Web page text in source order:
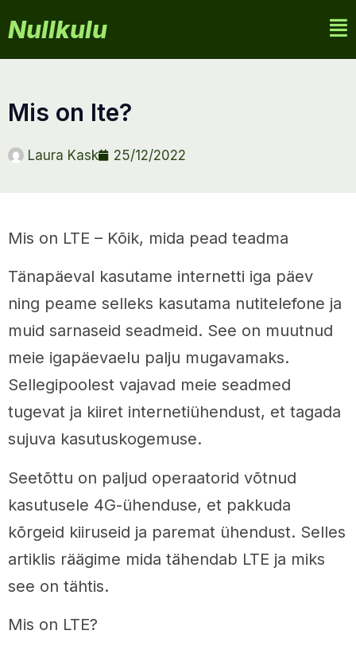
Nullkulu
mis on lte?
Laura Kask 25/12/2022
Mis on LTE – Kõik, mida pead teadma
Tänapäeval kasutame internetti iga päev
ning peame selleks kasutama nutitelefone ja
muid sarnaseid seadmeid. See on muutnud
meie igapäevaelu palju mugavamaks.
Sellegipoolest vajavad meie seadmed
tugevat ja kiiret internetiühendust, et tagada
sujuva kasutuskogemuse.
Seetõttu on paljud operaatorid võtnud
kasutusele 4G-ühenduse, et pakkuda
kõrgeid kiiruseid ja paremat ühendust. Selles
artiklis räägime mida tähendab LTE ja miks
see on tähtis.
Mis on LTE?